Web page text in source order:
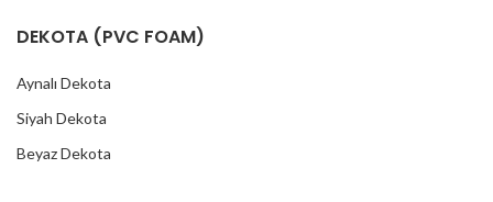
DEKOTA (PVC FOAM)
Aynalı Dekota
Siyah Dekota
Beyaz Dekota